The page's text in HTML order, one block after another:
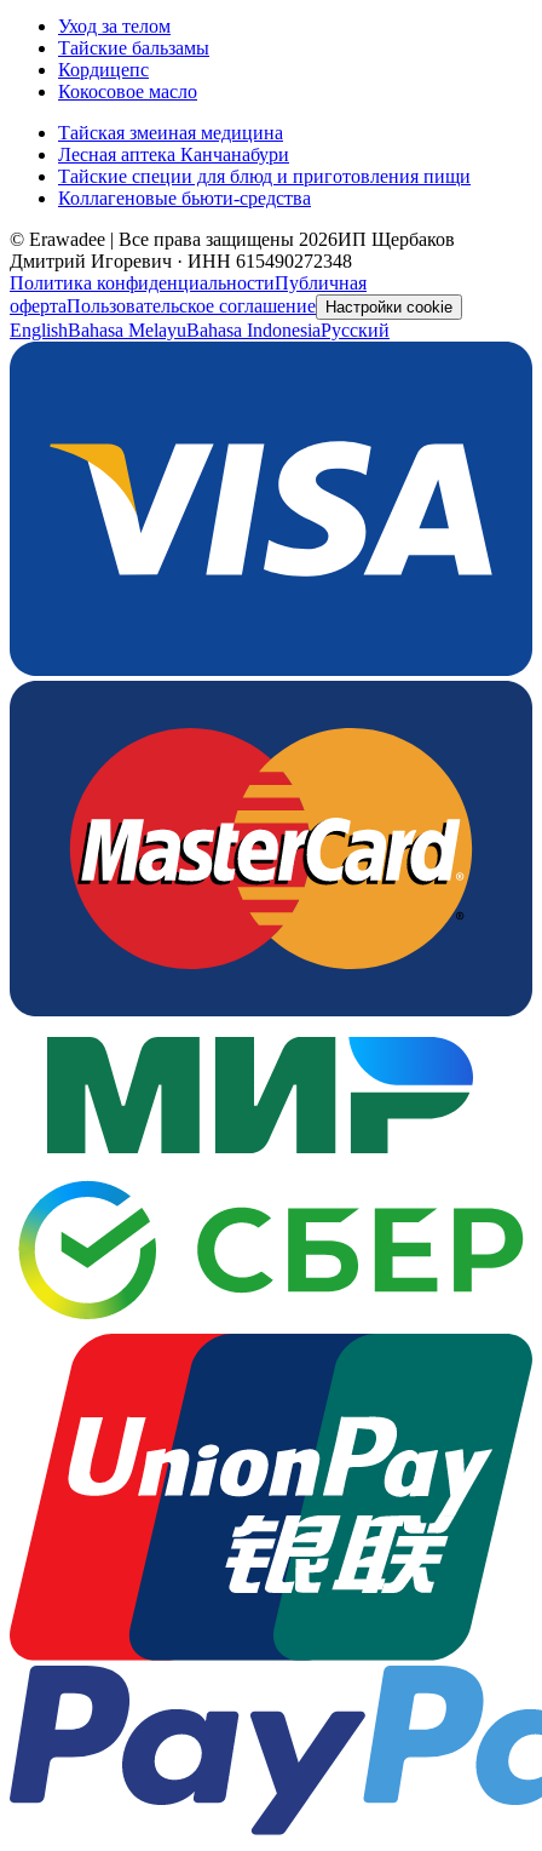
Уход за телом
Тайские бальзамы
Кордицепс
Кокосовое масло
Тайская змеиная медицина
Лесная аптека Канчанабури
Тайские специи для блюд и приготовления пищи
Коллагеновые бьюти-средства
© Erawadee | Все права защищены 2026ИП Щербаков
Дмитрий Игоревич · ИНН 615490272348
Политика конфиденциальностиПубличная
офертаПользовательское соглашение Настройки cookie
EnglishBahasa MelayuBahasa IndonesiaРусский